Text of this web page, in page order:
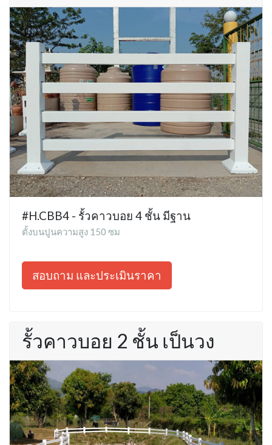
#H.CBB4 - รั้วคาวบอย 4 ชั้น มีฐาน
ตั้งบนปูนความสูง 150 ซม
สอบถาม และประเมินราคา
รั้วคาวบอย 2 ชั้น เป็นวง